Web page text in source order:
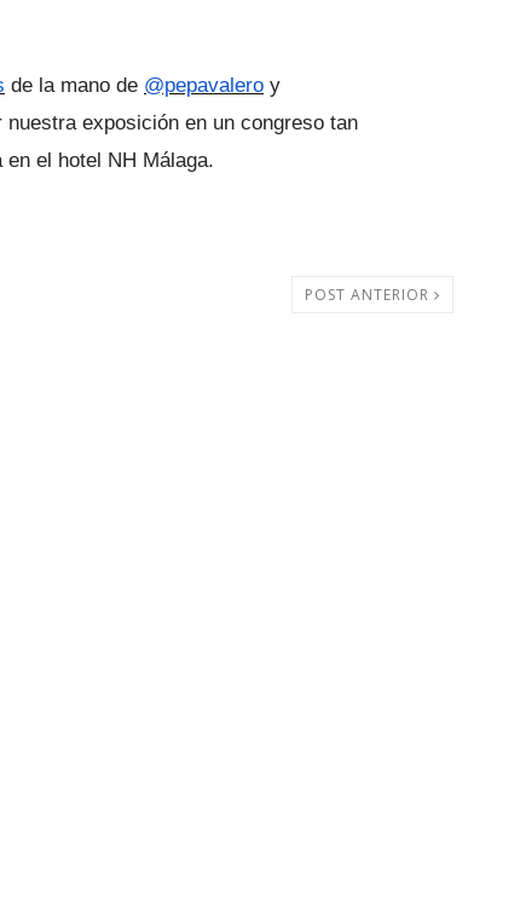
de la mano de @pepavalero
exposición en un congreso tan
el hotel NH Málaga.
POST ANTERIOR